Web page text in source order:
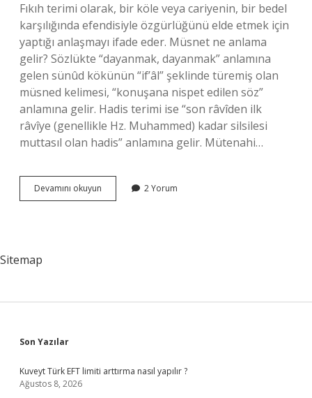
Fıkıh terimi olarak, bir köle veya cariyenin, bir bedel
karşılığında efendisiyle özgürlüğünü elde etmek için
yaptığı anlaşmayı ifade eder. Müsnet ne anlama
gelir? Sözlükte “dayanmak, dayanmak” anlamına
gelen sünûd kökünün “if’âl” şeklinde türemiş olan
müsned kelimesi, “konuşana nispet edilen söz”
anlamına gelir. Hadis terimi ise “son râvîden ilk
râvîye (genellikle Hz. Muhammed) kadar silsilesi
muttasıl olan hadis” anlamına gelir. Mütenahi…
Devamını okuyun Mütenahi
Ne
2 Yorum
Sitemap
Sidebar
Son Yazılar
Kuveyt Türk EFT limiti arttırma nasıl yapılır ?
Ağustos 8, 2026